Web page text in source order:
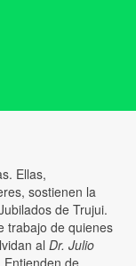
Ellas,
sostienen la
de Trujui.
trabajo de quienes
al Dr. Julio